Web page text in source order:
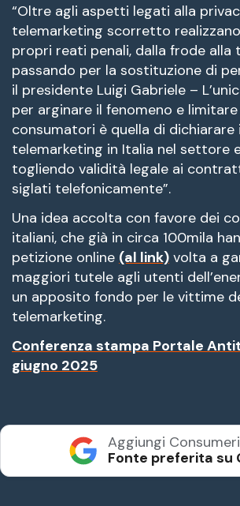
“Oltre agli aspetti legati alla
telemarketing scorretto
propri reati penali, dalla frode alla
passando per la sostituzione di
il presidente Luigi Gabriele –
per arginare il fenomeno e
consumatori è quella di
telemarketing in Italia nel settore
togliendo validità legale ai
siglati telefonicamente”.
Una idea accolta con favore dei
italiani, che già in circa 100mila
petizione online (al link) volta a
maggiori tutele agli utenti
un apposito fondo per le vittime
telemarketing.
Conferenza stampa Portale
giugno 2025
Aggiungi
Fonte preferita su